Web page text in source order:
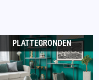
PLATTEGRONDEN